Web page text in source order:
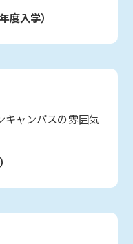
度入学）
キャンパスの雰囲気